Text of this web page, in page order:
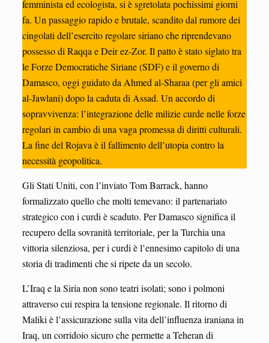
femminista ed ecologista, si è sgretolata pochissimi giorni
fa. Un passaggio rapido e brutale, scandito dal rumore dei
cingolati dell’esercito regolare siriano che riprendevano
possesso di Raqqa e Deir ez-Zor. Il patto è stato siglato tra
le Forze Democratiche Siriane (SDF) e il governo di
Damasco, oggi guidato da Ahmed al-Sharaa (per gli amici
al-Jawlani) dopo la caduta di Assad. Un accordo di
sopravvivenza: l’integrazione delle milizie curde nelle forze
regolari in cambio di una vaga promessa di diritti culturali.
La fine del Rojava è il fallimento dell’utopia contro la
necessità geopolitica.
Gli Stati Uniti, con l’inviato Tom Barrack, hanno
formalizzato quello che molti temevano: il partenariato
strategico con i curdi è scaduto. Per Damasco significa il
recupero della sovranità territoriale, per la Turchia una
vittoria silenziosa, per i curdi è l’ennesimo capitolo di una
storia di tradimenti che si ripete da un secolo.
L’Iraq e la Siria non sono teatri isolati; sono i polmoni
attraverso cui respira la tensione regionale. Il ritorno di
Maliki è l’assicurazione sulla vita dell’influenza iraniana in
Iraq, un corridoio sicuro che permette a Teheran di